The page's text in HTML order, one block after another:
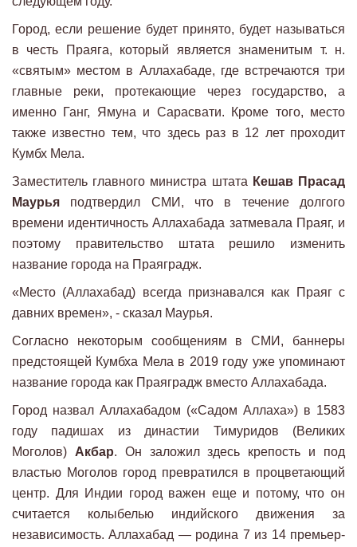
Город, если решение будет принято, будет называться
в честь Праяга, который является знаменитым т. н.
«святым» местом в Аллахабаде, где встречаются три
главные реки, протекающие через государство, а
именно Ганг, Ямуна и Сарасвати. Кроме того, место
также известно тем, что здесь раз в 12 лет проходит
Кумбх Мела.
Заместитель главного министра штата Кешав Прасад
Маурья подтвердил СМИ, что в течение долгого
времени идентичность Аллахабада затмевала Праяг, и
поэтому правительство штата решило изменить
название города на Праяградж.
«Место (Аллахабад) всегда признавался как Праяг с
давних времен», - сказал Маурья.
Согласно некоторым сообщениям в СМИ, баннеры
предстоящей Кумбха Мела в 2019 году уже упоминают
название города как Праяградж вместо Аллахабада.
Город назвал Аллахабадом («Садом Аллаха») в 1583
году падишах из династии Тимуридов (Великих
Моголов) Акбар. Он заложил здесь крепость и под
властью Моголов город превратился в процветающий
центр. Для Индии город важен еще и потому, что он
считается колыбелью индийского движения за
независимость. Аллахабад — родина 7 из 14 премьер-